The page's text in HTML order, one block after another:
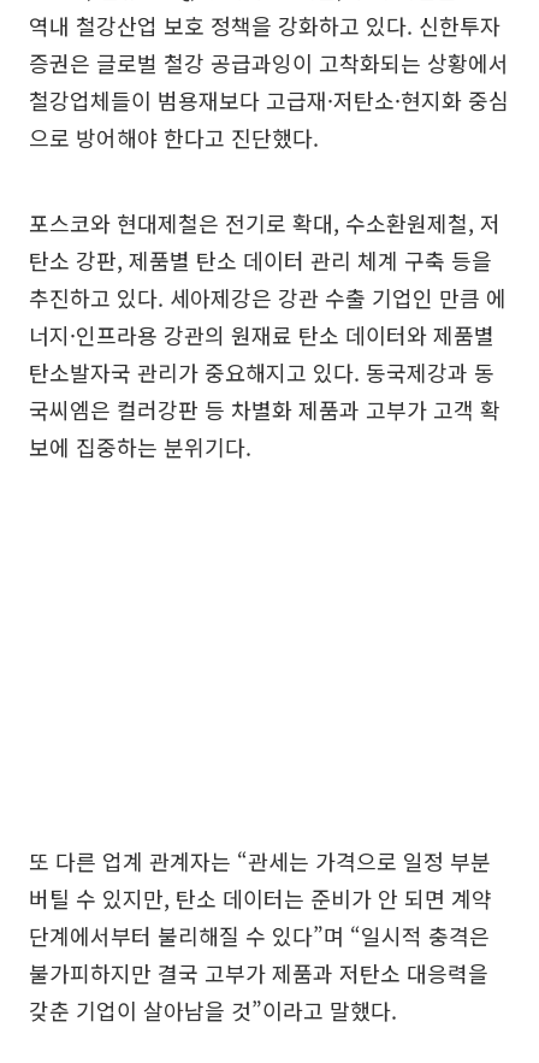
역내 철강산업 보호 정책을 강화하고 있다. 신한투자
증권은 글로벌 철강 공급과잉이 고착화되는 상황에서
철강업체들이 범용재보다 고급재·저탄소·현지화 중심
으로 방어해야 한다고 진단했다.
포스코와 현대제철은 전기로 확대, 수소환원제철, 저
탄소 강판, 제품별 탄소 데이터 관리 체계 구축 등을
추진하고 있다. 세아제강은 강관 수출 기업인 만큼 에
너지·인프라용 강관의 원재료 탄소 데이터와 제품별
탄소발자국 관리가 중요해지고 있다. 동국제강과 동
국씨엠은 컬러강판 등 차별화 제품과 고부가 고객 확
보에 집중하는 분위기다.
또 다른 업계 관계자는 “관세는 가격으로 일정 부분
버틸 수 있지만, 탄소 데이터는 준비가 안 되면 계약
단계에서부터 불리해질 수 있다”며 “일시적 충격은
불가피하지만 결국 고부가 제품과 저탄소 대응력을
갖춘 기업이 살아남을 것”이라고 말했다.